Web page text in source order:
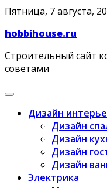
Skip
content
Пятница, 7 августа,
hobbihouse.ru
Строительный сайт
советами
Дизайн
Дизайн
Дизайн
Дизайн
Дизайн
Электрика